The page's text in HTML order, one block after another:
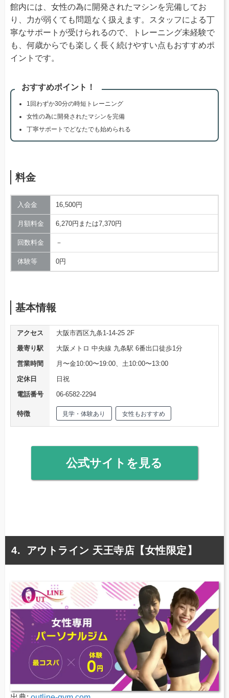
館内には、女性の為に開発されたマシンを完備してお
り、力が弱くても問題なく扱えます。スタッフによる丁
寧なサポートが受けられるので、トレーニング未経験で
も、何歳からでも楽しく長く続けやすい点もおすすめポ
イントです。
おすすめポイント！
1回わずか30分の時短トレーニング
女性の為に開発されたマシンを完備
丁寧サポートでどなたでも始められる
料金
入会金 16,500円
月額料金 6,270円または7,370円
回数料金 －
体験等 0円
基本情報
アクセス
大阪市西区九条1-14-25 2F
最寄り駅
大阪メトロ 中央線 九条駅 6番出口徒歩1分
営業時間
月〜金10:00〜19:00、土10:00〜13:00
定休日
日祝
電話番号
06-6582-2294
特徴 見学・体験あり 女性もおすすめ
公式サイトを見る
アウトライン 天王寺店【女性限定】